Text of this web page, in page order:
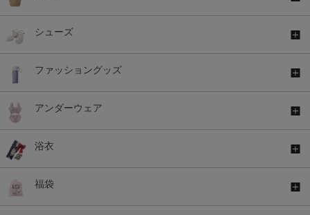
シューズ
ファッショングッズ
アンダーウェア
浴衣
福袋